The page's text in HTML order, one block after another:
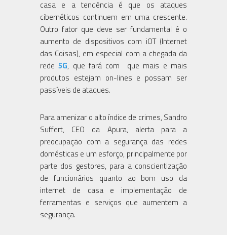
casa e a tendência é que os ataques
cibernéticos continuem em uma crescente.
Outro fator que deve ser fundamental é o
aumento de dispositivos com iOT (Internet
das Coisas), em especial com a chegada da
rede5G, que fará com que mais e mais
produtos estejam on-lines e possam ser
passíveis de ataques.
Para amenizar o alto índice de crimes, Sandro
Suffert, CEO da Apura, alerta para a
preocupação com a segurança das redes
domésticas e um esforço, principalmente por
parte dos gestores, para a conscientização
de funcionários quanto ao bom uso da
internet de casa e implementação de
ferramentas e serviços que aumentem a
segurança.